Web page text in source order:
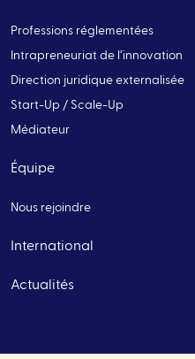
Professions réglementées
Intrapreneuriat de l’innovation
Direction juridique externalisée
Start-Up / Scale-Up
Médiateur
Équipe
Nous rejoindre
International
Actualités